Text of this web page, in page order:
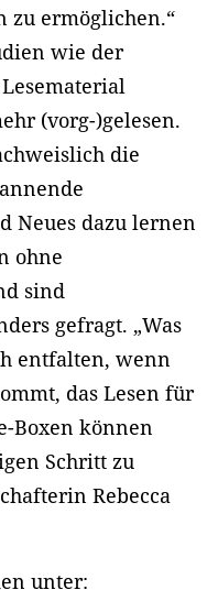
zu ermöglichen.“
wie der
(vorg-)gelesen.
die
Neues dazu lernen
ohne
sind
gefragt. „Was
entfalten, wenn
das Lesen für
Boxen können
Schritt zu
Rebecca
unter: